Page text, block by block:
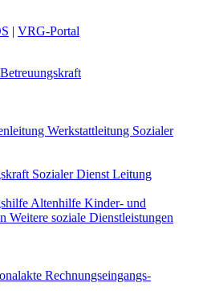
| VRG-Portal
Werkstattleitung Sozialer
Sozialer Dienst Leitung
Altenhilfe Kinder- und
Weitere soziale Dienstleistungen
Rechnungseingangs-